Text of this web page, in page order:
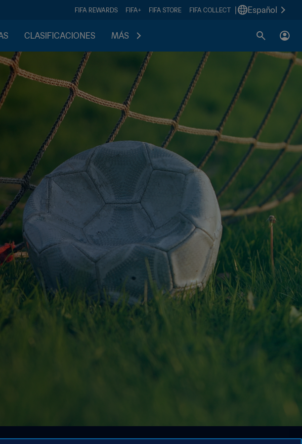
FIFA REWARDS FIFA+ FIFA STORE FIFA COLLECT Español
CLASIFICACIONES MÁS